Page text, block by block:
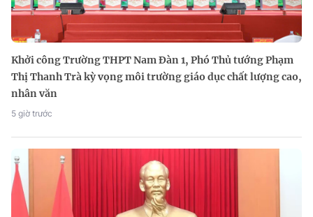
Khởi công Trường THPT Nam Đàn 1, Phó Thủ tướng Phạm
Thị Thanh Trà kỳ vọng môi trường giáo dục chất lượng cao,
nhân văn
5 giờ trước